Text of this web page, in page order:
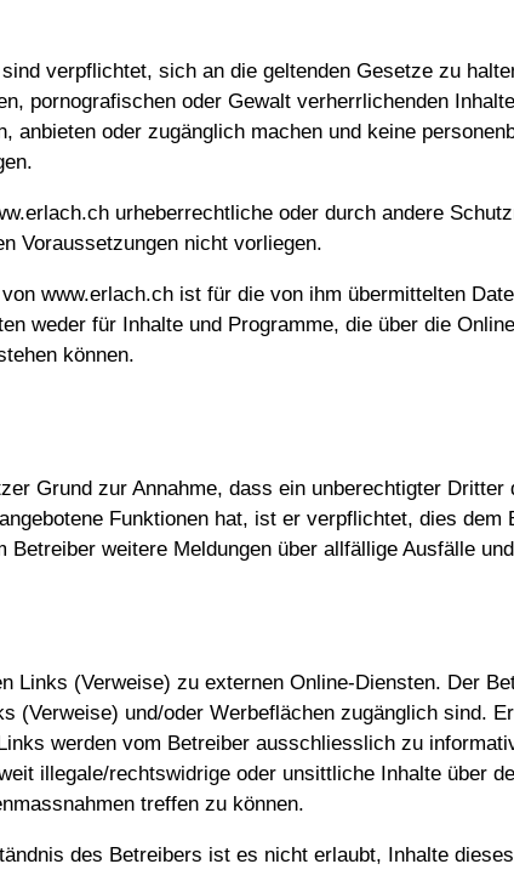
verpflichtet, sich an die geltenden Gesetze zu
pornografischen oder Gewalt verherrlichenden
anbieten oder zugänglich machen und keine
urheberrechtliche oder durch andere
Voraussetzungen nicht vorliegen.
www.erlach.ch ist für die von ihm übermittelten
weder für Inhalte und Programme, die über die
können.
Grund zur Annahme, dass ein unberechtigter
Funktionen hat, ist er verpflichtet, dies
Betreiber weitere Meldungen über allfällige Ausfälle
Links (Verweise) zu externen Online-Diensten. Der
(Verweise) und/oder Werbeflächen zugänglich sind.
werden vom Betreiber ausschliesslich zu
illegale/rechtswidrige oder unsittliche Inhalte über
treffen zu können.
des Betreibers ist es nicht erlaubt, Inhalte